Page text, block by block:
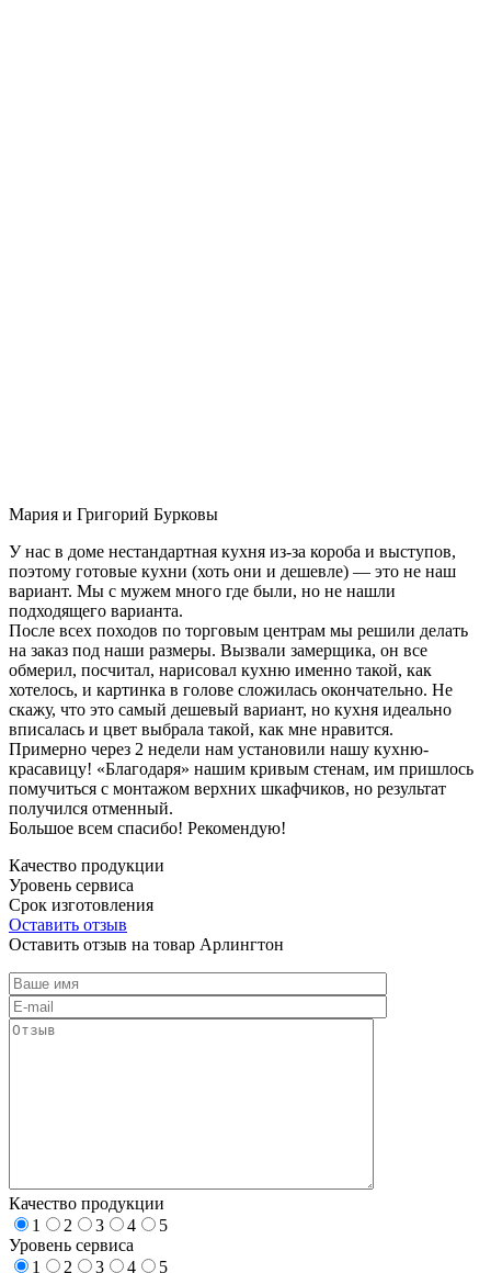
Мария и Григорий Бурковы
У нас в доме нестандартная кухня из-за короба и выступов,
поэтому готовые кухни (хоть они и дешевле) — это не наш
вариант. Мы с мужем много где были, но не нашли
подходящего варианта.
После всех походов по торговым центрам мы решили делать
на заказ под наши размеры. Вызвали замерщика, он все
обмерил, посчитал, нарисовал кухню именно такой, как
хотелось, и картинка в голове сложилась окончательно. Не
скажу, что это самый дешевый вариант, но кухня идеально
вписалась и цвет выбрала такой, как мне нравится.
Примерно через 2 недели нам установили нашу кухню-
красавицу! «Благодаря» нашим кривым стенам, им пришлось
помучиться с монтажом верхних шкафчиков, но результат
получился отменный.
Большое всем спасибо! Рекомендую!
Качество продукции
Уровень сервиса
Срок изготовления
Оставить отзыв
Оставить отзыв на товар Арлингтон
Качество продукции
1
2 3 4
5
Уровень сервиса
1
2 3 4
5